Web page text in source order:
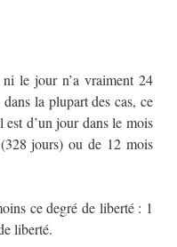
le jour n’a vraiment 24
la plupart des cas, ce
d’un jour dans le mois
jours) ou de 12 mois
ce degré de liberté : 1
liberté.